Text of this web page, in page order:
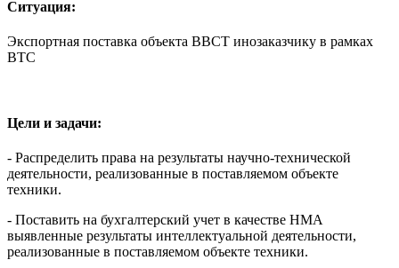
Ситуация:
Экспортная поставка объекта ВВСТ инозаказчику в рамках
ВТС
Цели и задачи:
- Распределить права на результаты научно-технической
деятельности, реализованные в поставляемом объекте
техники.
- Поставить на бухгалтерский учет в качестве НМА
выявленные результаты интеллектуальной деятельности,
реализованные в поставляемом объекте техники.